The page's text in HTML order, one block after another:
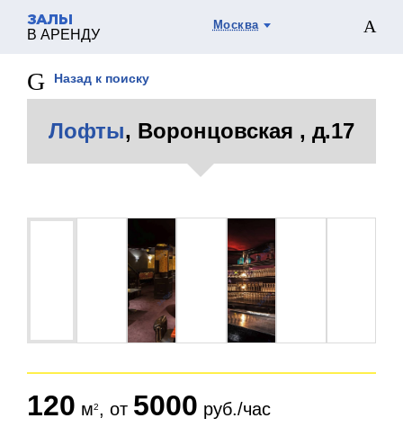
ЗАЛЫ
В АРЕНДУ
Москва
Назад к поиску
Лофты, Воронцовская , д.17
120 м , от 5000 руб./час